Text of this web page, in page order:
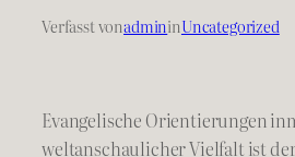
Verfasst vonadmininUncategorized
Evangelische Orientierungen
weltanschaulicher Vielfalt ist